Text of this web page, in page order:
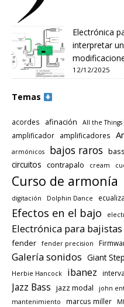
Electrónica
interpretar
12/12/2025
Temas
acordes afinación All the Things
amplificador
amplificadores
armónicos bajos raros
circuitos contrapalo cream
Curso de armonía
digitación
Dolphin Dance
Efectos en el bajo
Electrónica para bajistas
fender fender precision
Galería sonidos Giant
Herbie Hancock ibanez
Jazz Bass jazz modal john
mantenimiento
marcus miller